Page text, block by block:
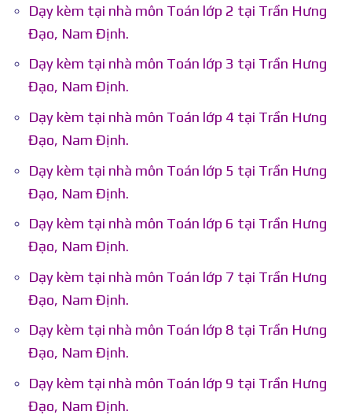
Dạy kèm tại nhà môn Toán lớp 2 tại Trần Hưng
Đạo, Nam Định.
Dạy kèm tại nhà môn Toán lớp 3 tại Trần Hưng
Đạo, Nam Định.
Dạy kèm tại nhà môn Toán lớp 4 tại Trần Hưng
Đạo, Nam Định.
Dạy kèm tại nhà môn Toán lớp 5 tại Trần Hưng
Đạo, Nam Định.
Dạy kèm tại nhà môn Toán lớp 6 tại Trần Hưng
Đạo, Nam Định.
Dạy kèm tại nhà môn Toán lớp 7 tại Trần Hưng
Đạo, Nam Định.
Dạy kèm tại nhà môn Toán lớp 8 tại Trần Hưng
Đạo, Nam Định.
Dạy kèm tại nhà môn Toán lớp 9 tại Trần Hưng
Đạo, Nam Định.